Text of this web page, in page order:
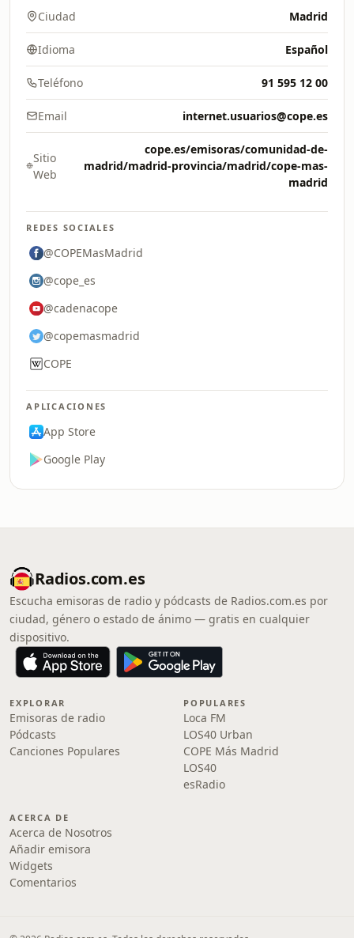
Ciudad Madrid
Idioma Español
Teléfono 91 595 12 00
Email internet.usuarios@cope.es
Sitio
Web
cope.es/emisoras/comunidad-de-
madrid/madrid-provincia/madrid/cope-mas-
madrid
REDES SOCIALES
@COPEMasMadrid
@cope_es
@cadenacope
@copemasmadrid
COPE
APLICACIONES
App Store
Google Play
Radios.com.es
Escucha emisoras de radio y pódcasts de Radios.com.es por
ciudad, género o estado de ánimo — gratis en cualquier
dispositivo.
EXPLORAR
Emisoras de radio
Pódcasts
Canciones Populares
POPULARES
Loca FM
LOS40 Urban
COPE Más Madrid
LOS40
esRadio
ACERCA DE
Acerca de Nosotros
Añadir emisora
Widgets
Comentarios